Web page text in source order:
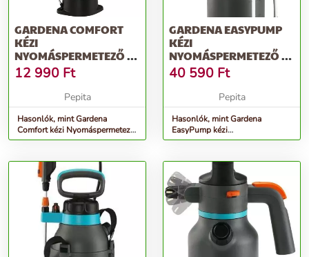
GARDENA COMFORT
KÉZI
NYOMÁSPERMETEZŐ 5L
- SZÜRKE
12 990 Ft
Pepita
Hasonlók, mint Gardena
Comfort kézi Nyomáspermetező
5l - szürke
GARDENA EASYPUMP
KÉZI
NYOMÁSPERMETEZŐ 5L
- SZÜRKE
40 590 Ft
Pepita
Hasonlók, mint Gardena
EasyPump kézi
Nyomáspermetező 5l - szürke